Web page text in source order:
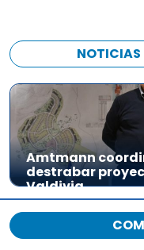
NOTICIAS
Amtmann
destrabar
Valdivia